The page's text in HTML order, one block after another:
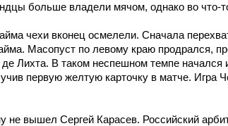
больше владели мячом, однако во что-
чехи вконец осмелели. Сначала
Масопуст по левому краю продрался,
де Лихта. В таком неспешном темпе
первую желтую карточку в матче.
не вышел Сергей Карасев. Российский